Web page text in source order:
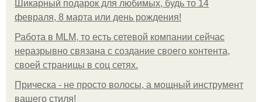
Шикарный подарок для любимых, будь то 14
февраля, 8 марта или день рождения!
Работа в MLM, то есть сетевой компании сейчас
неразрывно связана с создание своего контента,
своей страницы в соц сетях.
Прическа - не просто волосы, а мощный инструмент
вашего стиля!